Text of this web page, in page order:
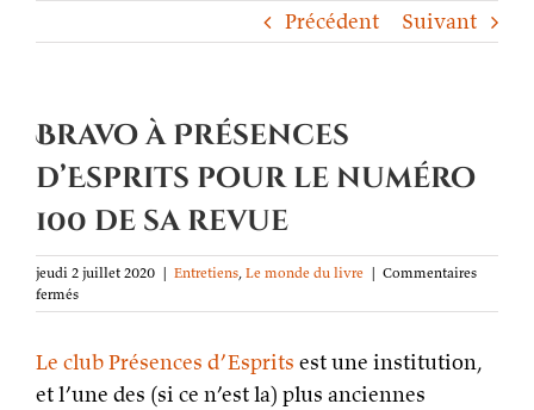
Précédent Suivant
Bravo à Présences
d’Esprits pour le numéro
100 de sa revue
jeudi 2 juillet 2020 | Entretiens, Le monde du livre | Commentaires
ferméssur
Bravo
Présences
pour
Le club Présences d’Esprits est une institution,
et l’une des (si ce n’est la) plus anciennes